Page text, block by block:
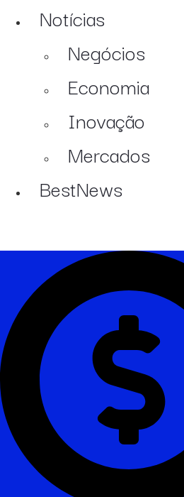
Notícias
Negócios
Economia
Inovação
Mercados
BestNews